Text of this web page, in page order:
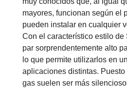
mayores, funcionan según el
pueden instalar en cualquier
Con el característico estilo de
par sorprendentemente alto
lo que permite utilizarlos en
aplicaciones distintas.
gas suelen ser más